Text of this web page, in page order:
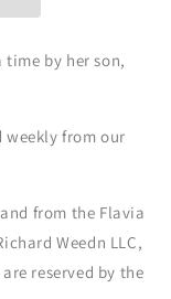
by her son,
weekly from our
from the Flavia
Weedn LLC,
reserved by the